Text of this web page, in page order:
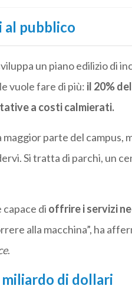
al pubblico
un piano edilizio di
vuole fare di più: il 20%
a costi calmierati.
parte del campus,
Si tratta di parchi, un
di offrire i servizi
alla macchina”, ha
.
di dollari